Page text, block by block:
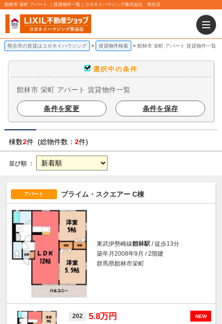
館林市 栄町 アパート ｜賃貸物件一覧｜コガネイハウジング株式会社 熊谷店
熊谷市の賃貸はコガネイハウジング 賃貸物件検索 館林市 栄町 アパート 賃貸物件一覧
選択中の条件
館林市 栄町 アパート 賃貸物件一覧
条件を変更 条件を保存
棟数2件 (総物件数： 2件)
並び順 ：
アパート プライム・スクエアー C棟
東武伊勢崎線館林駅 / 徒歩13分
築年月2008年9月 / 2階建
群馬県館林市栄町
NEW
202 5.8万円